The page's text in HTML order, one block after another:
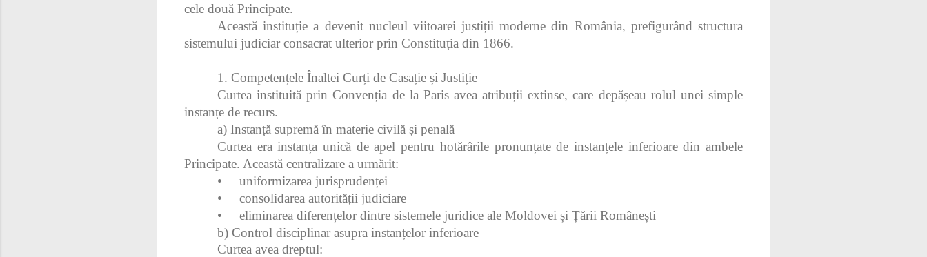
cele două Principate.
Această instituție a devenit nucleul viitoarei justiții moderne din România, prefigurând structura
sistemului judiciar consacrat ulterior prin Constituția din 1866.
1. Competențele Înaltei Curți de Casație și Justiție
Curtea instituită prin Convenția de la Paris avea atribuții extinse, care depășeau rolul unei simple
instanțe de recurs.
a) Instanță supremă în materie civilă și penală
Curtea era instanța unică de apel pentru hotărârile pronunțate de instanțele inferioare din ambele
Principate. Această centralizare a urmărit:
•
uniformizarea jurisprudenței
•
consolidarea autorității judiciare
•
eliminarea diferențelor dintre sistemele juridice ale Moldovei și Țării Românești
b) Control disciplinar asupra instanțelor inferioare
Curtea avea dreptul: